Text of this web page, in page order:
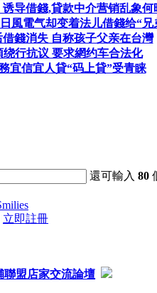
导借錢,貸款中介营销乱象何
風電气却变着法儿借錢给“兄
錢消失 自称孩子父亲在台灣
行抗议 要求網约车合法化
宜信宜人貸“码上貸”受青睐
還可輸入80
立即註冊
聯盟店家交流論壇